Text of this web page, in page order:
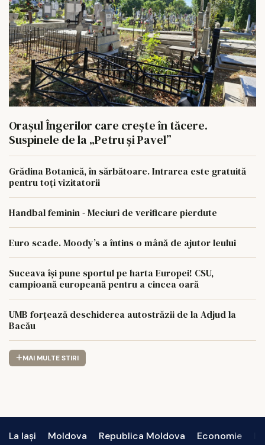
Orașul Îngerilor care crește în tăcere.
Suspinele de la „Petru și Pavel”
Grădina Botanică, în sărbătoare. Intrarea este gratuită
pentru toți vizitatorii
Handbal feminin - Meciuri de verificare pierdute
Euro scade. Moody’s a întins o mână de ajutor leului
Suceava își pune sportul pe harta Europei! CSU,
campioană europeană pentru a cincea oară
UMB forțează deschiderea autostrăzii de la Adjud la
Bacău
MAI MULTE STIRI
La Iași Moldova Republica Moldova Economie